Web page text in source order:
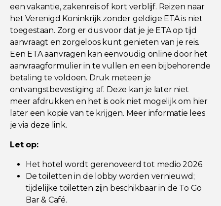
een vakantie, zakenreis of kort verblijf. Reizen naar
het Verenigd Koninkrijk zonder geldige ETA is niet
toegestaan. Zorg er dus voor dat je je ETA op tijd
aanvraagt en zorgeloos kunt genieten van je reis.
Een ETA aanvragen kan eenvoudig online door het
aanvraagformulier in te vullen en een bijbehorende
betaling te voldoen. Druk meteen je
ontvangstbevestiging af. Deze kan je later niet
meer afdrukken en het is ook niet mogelijk om hier
later een kopie van te krijgen. Meer informatie lees
je via deze link.
Let op:
Het hotel wordt gerenoveerd tot medio 2026.
De toiletten in de lobby worden vernieuwd;
tijdelijke toiletten zijn beschikbaar in de To Go
Bar & Café.